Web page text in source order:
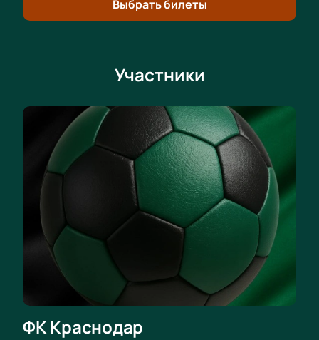
Купите билеты на матч Балтика — Краснодар
дополнительными удобствами.
Корпоративные клиенты получают
специальные условия покупки билетов на
футбол.
Забронируйте билеты онлайн или по
телефону. Менеджер поможет выбрать места
и расскажет о стоимости билетов на матч.
Выбрать билеты
Участники
ФК Краснодар